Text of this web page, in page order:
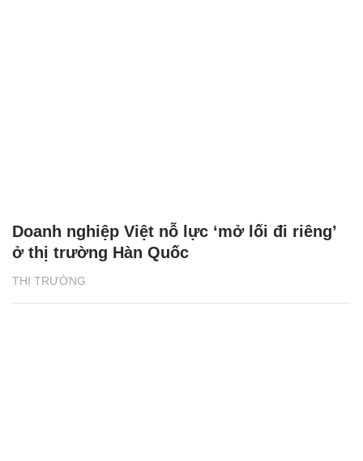
THỊ TRƯỜNG
Doanh nghiệp Việt nỗ lực ‘mở lối đi riêng’
ở thị trường Hàn Quốc